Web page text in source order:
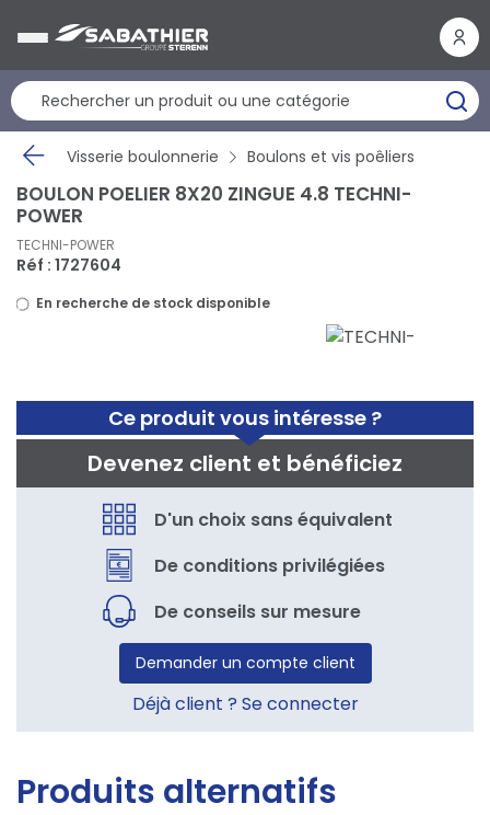
Visserie boulonnerie Boulons et vis poêliers
Ce produit vous intéresse ?
Devenez client et bénéficiez
D'un choix sans équivalent
De conditions privilégiées
De conseils sur mesure
Demander un compte client
Déjà client ? Se connecter
BOULON POELIER 8X20 ZINGUE 4.8 TECHNI-
POWER
TECHNI-POWER
Réf : 1727604
En recherche de stock disponible
Produits alternatifs